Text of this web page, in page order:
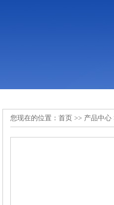
您现在的位置： 首页 >> 产品中心